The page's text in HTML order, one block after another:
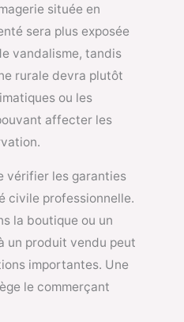
située en
sera plus exposée
vandalisme, tandis
rurale devra plutôt
ou les
affecter les
vérifier les garanties
civile professionnelle.
la boutique ou un
un produit vendu peut
importantes. Une
le commerçant